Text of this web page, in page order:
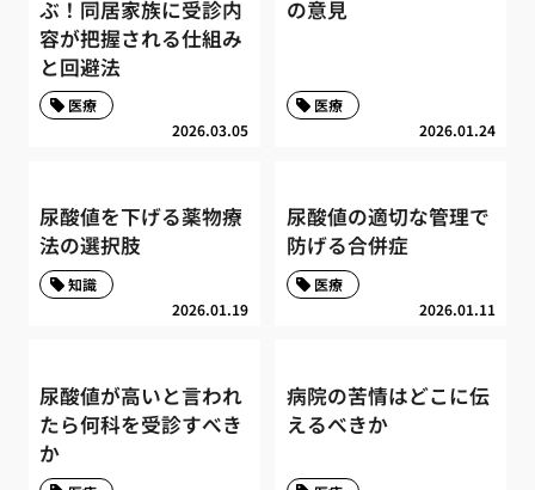
ぶ！同居家族に受診内
容が把握される仕組み
と回避法
2026.03.05
医療
の意見
2026.01.24
医療
尿酸値を下げる薬物療
法の選択肢
2026.01.19
知識
尿酸値の適切な管理で
防げる合併症
2026.01.11
医療
尿酸値が高いと言われ
たら何科を受診すべき
か
病院の苦情はどこに伝
えるべきか